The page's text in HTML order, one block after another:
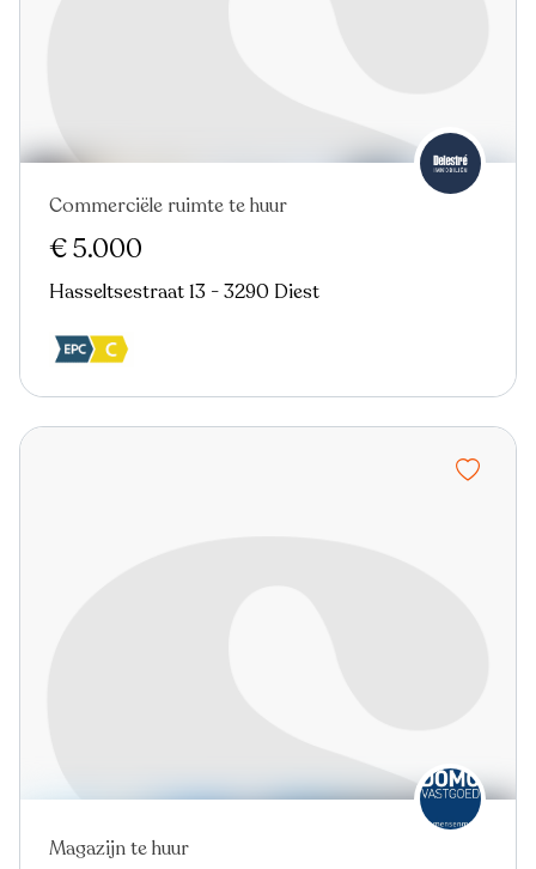
Commerciële ruimte te huur
€ 5.000
Hasseltsestraat 13 - 3290 Diest
Magazijn te huur